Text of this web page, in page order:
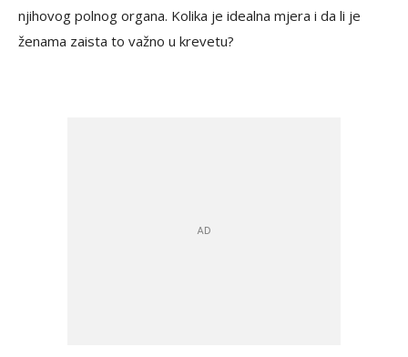
njihovog polnog organa. Kolika je idealna mjera i da li je
ženama zaista to važno u krevetu?